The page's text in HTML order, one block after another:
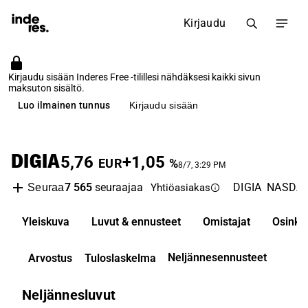
Kirjaudu
Kirjaudu sisään Inderes Free -tilillesi nähdäksesi kaikki sivun
maksuton sisältö.
Luo ilmainen tunnus
Kirjaudu sisään
DIGIA5,76 EUR+1,05 %8/7, 3:29 PM
Seuraa7 565seuraajaa Yhtiöasiakas DIGIA
Yleiskuva Luvut & ennusteet Omistajat Osinko
Arvostus Tuloslaskelma Neljännesennusteet
Neljännesluvut